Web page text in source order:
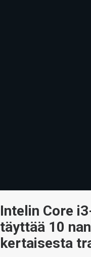
Intelin Core
täyttää 10
kertaisesta